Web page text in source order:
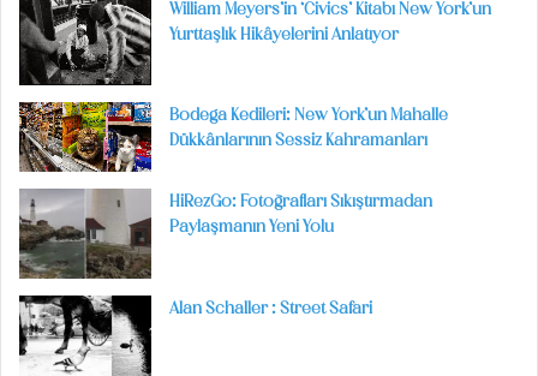
William Meyers’in ‘Civics’ Kitabı New York’un
Yurttaşlık Hikâyelerini Anlatıyor
Bodega Kedileri: New York’un Mahalle
Dükkânlarının Sessiz Kahramanları
HiRezGo: Fotoğrafları Sıkıştırmadan
Paylaşmanın Yeni Yolu
Alan Schaller : Street Safari